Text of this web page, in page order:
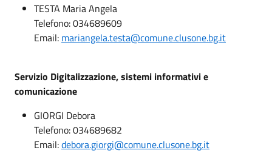
TESTA Maria Angela
Telefono: 034689609
Email: mariangela.testa@comune.clusone.bg.it
Servizio Digitalizzazione, sistemi informativi e
comunicazione
GIORGI Debora
Telefono: 034689682
Email:debora.giorgi@comune.clusone.bg.it